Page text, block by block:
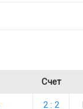
Счет
2 : 2